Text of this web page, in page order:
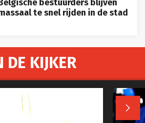
bestuurders blijven
te snel rijden in de stad
DE KIJKER
